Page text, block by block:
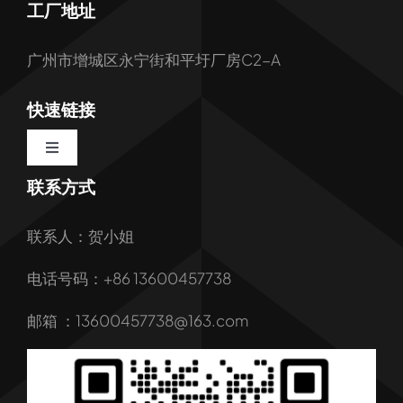
工厂地址
广州市增城区永宁街和平圩厂房C2-A
快速链接
Toggle
Navigation
首页
我们的服务
联系方式
联系人：贺小姐
电话号码：+86 13600457738
邮箱 ：13600457738@163.com